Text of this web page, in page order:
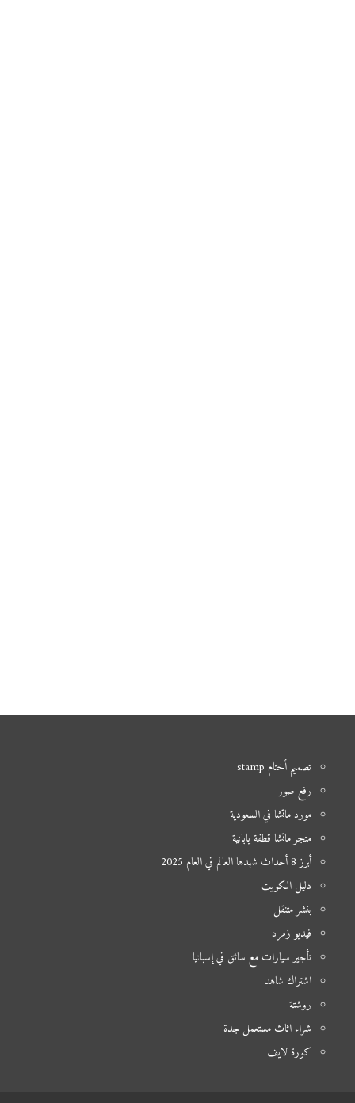
تصميم أختام stamp
رفع صور
مورد ماتشا في السعودية
متجر ماتشا قطفة يابانية
أبرز 8 أحداث شهدها العالم في العام 2025
دليل الكويت
بنشر متنقل
فيديو زمرد
تأجير سيارات مع سائق في إسبانيا
اشتراك شاهد
روشتة
شراء اثاث مستعمل جدة
كورة لايف